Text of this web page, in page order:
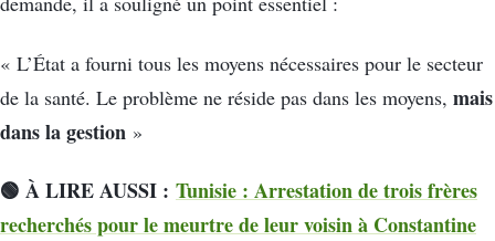
« L’État a fourni tous les moyens nécessaires pour le secteur
de la santé. Le problème ne réside pas dans les moyens, mais
dans la gestion »
🟢 À LIRE AUSSI : Tunisie : Arrestation de trois frères
recherchés pour le meurtre de leur voisin à Constantine